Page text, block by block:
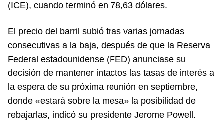
(ICE), cuando terminó en 78,63 dólares.
El precio del barril subió tras varias jornadas
consecutivas a la baja, después de que la Reserva
Federal estadounidense (FED) anunciase su
decisión de mantener intactos las tasas de interés a
la espera de su próxima reunión en septiembre,
donde «estará sobre la mesa» la posibilidad de
rebajarlas, indicó su presidente Jerome Powell.